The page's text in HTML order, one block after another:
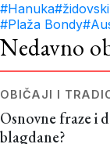
#Hanuka
#Plaža Bondy
Nedavno
OBIČAJI I
Osnovne fraze i
blagdane?